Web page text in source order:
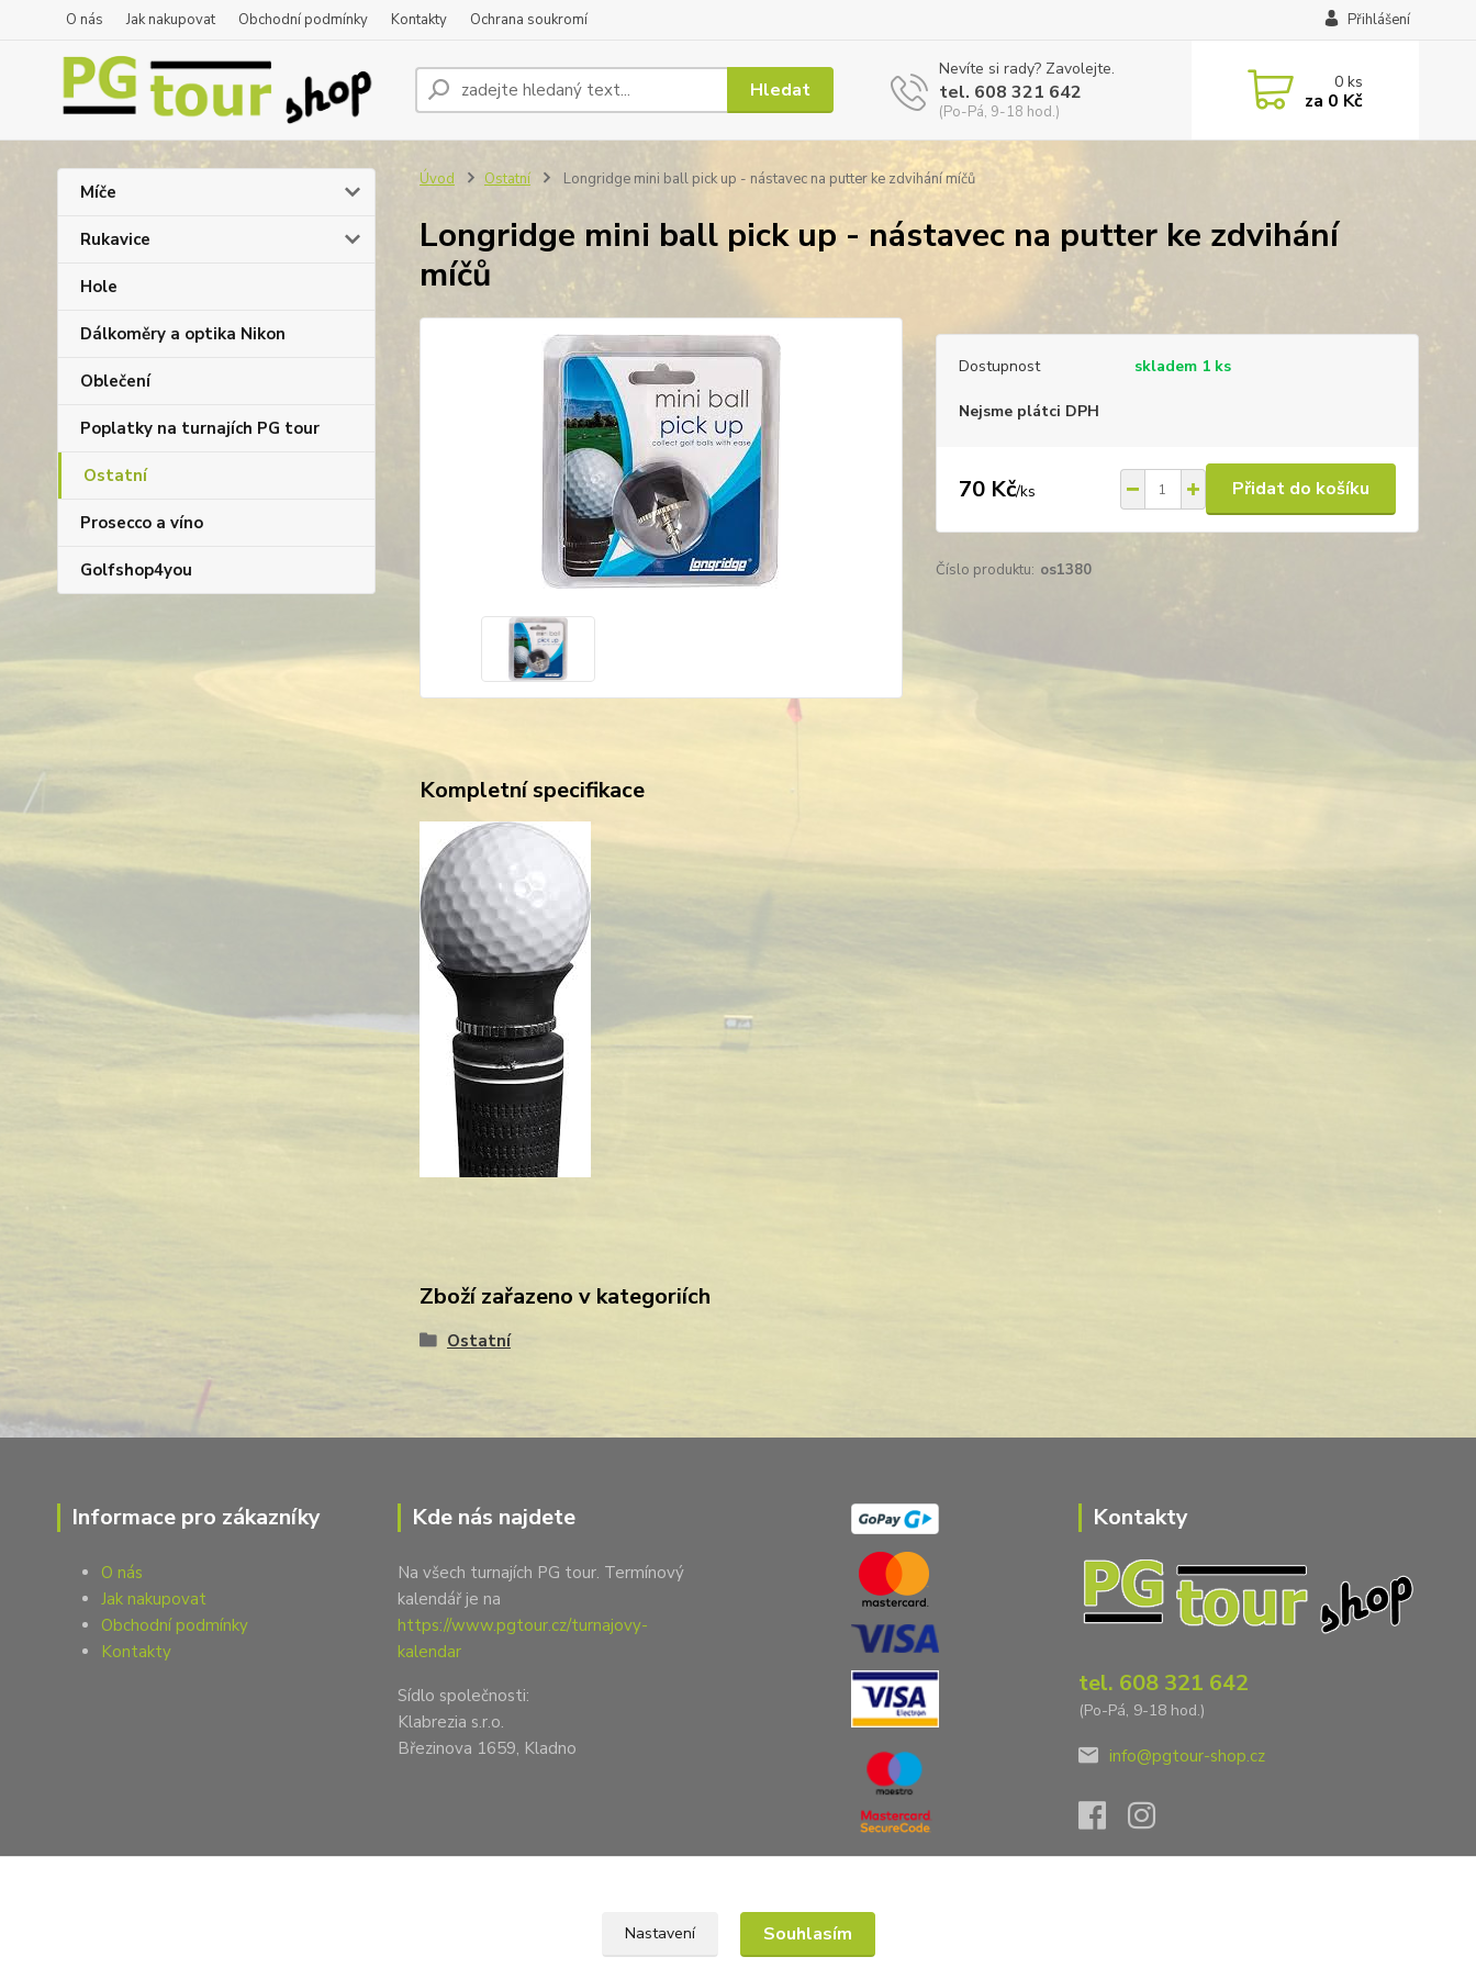
O nás Jak nakupovat Obchodní podmínky Kontakty Ochrana soukromí Přihlášení
Hledat
Nevíte si rady? Zavolejte.
tel. 608 321 642
(Po-Pá, 9-18 hod.)
0ks
za 0 Kč
Míče
Rukavice
Hole
Dálkoměry a optika Nikon
Oblečení
Poplatky na turnajích PG tour
Ostatní
Prosecco a víno
Golfshop4you
Úvod Ostatní Longridge mini ball pick up - nástavec na putter ke zdvihání míčů
Longridge mini ball pick up - nástavec na putter ke zdvihání
míčů
Dostupnost skladem 1 ks
Nejsme plátci DPH
70 Kč/ks Přidat do košíku
Číslo produktu: os1380
Kompletní specifikace
Zboží zařazeno v kategoriích
Ostatní
Informace pro zákazníky
O nás
Jak nakupovat
Obchodní podmínky
Kontakty
Kde nás najdete
Na všech turnajích PG tour. Termínový
kalendář je na
https://www.pgtour.cz/turnajovy-
kalendar
Sídlo společnosti:
Klabrezia s.r.o.
Březinova 1659, Kladno
Kontakty
tel. 608 321 642
(Po-Pá, 9-18 hod.)
info@pgtour-shop.cz
Nastavení Souhlasím